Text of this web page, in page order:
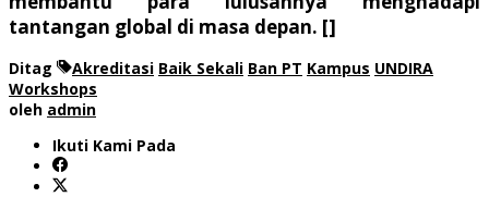
tantangan global di masa depan. []
Ditag Akreditasi Baik Sekali Ban PT Kampus UNDIRA
Workshops
oleh admin
Ikuti Kami Pada